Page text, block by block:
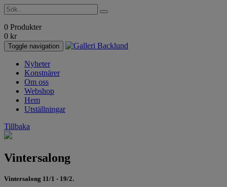
0 Produkter
0 kr
Toggle navigation
Nyheter
Konstnärer
Om oss
Webshop
Hem
Utställningar
Tillbaka
Vintersalong
Vintersalong 11/1 - 19/2.